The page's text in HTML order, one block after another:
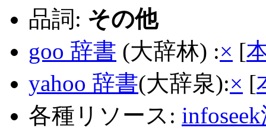
品詞: その他
goo 辞書 (大辞林) :× [
yahoo 辞書(大辞泉):× [
各種リソース: